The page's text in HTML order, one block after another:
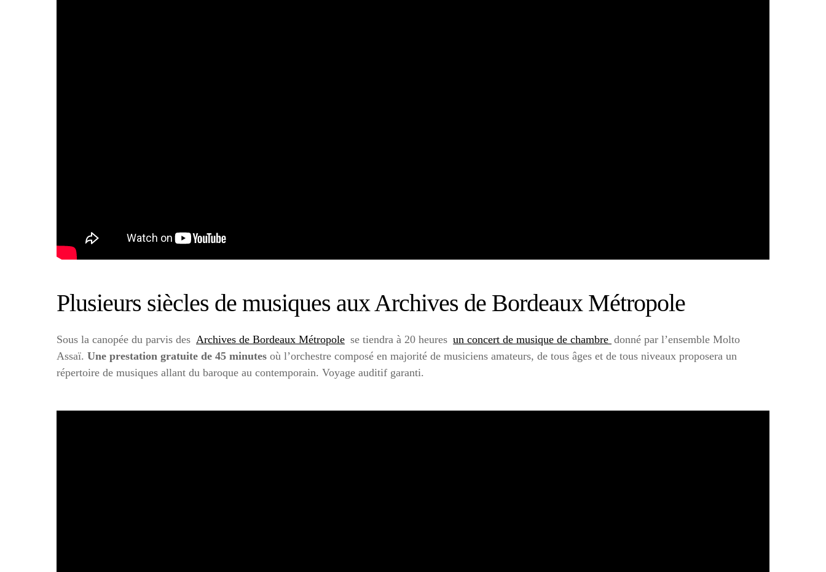
Plusieurs siècles de musiques aux Archives de Bordeaux Métropole
Sous la canopée du parvis des Archives de Bordeaux Métropole se tiendra à 20 heures un concert de musique de chambre donné par l’ensemble Molto
Assaï. Une prestation gratuite de 45 minutes où l’orchestre composé en majorité de musiciens amateurs, de tous âges et de tous niveaux proposera un
répertoire de musiques allant du baroque au contemporain. Voyage auditif garanti.